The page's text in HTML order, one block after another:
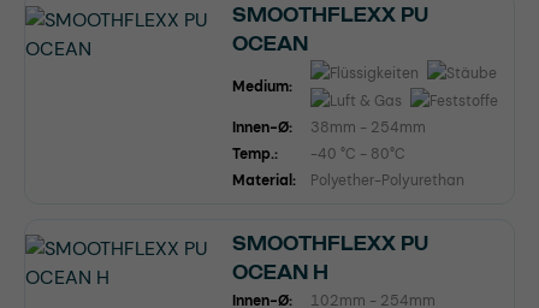
SMOOTHFLEXX PU
OCEAN
Medium:
Innen-Ø:
38mm - 254mm
Temp.:
-40 °C - 80°C
Material:
Polyether-Polyurethan
SMOOTHFLEXX PU
OCEAN H
Innen-Ø:
102mm - 254mm